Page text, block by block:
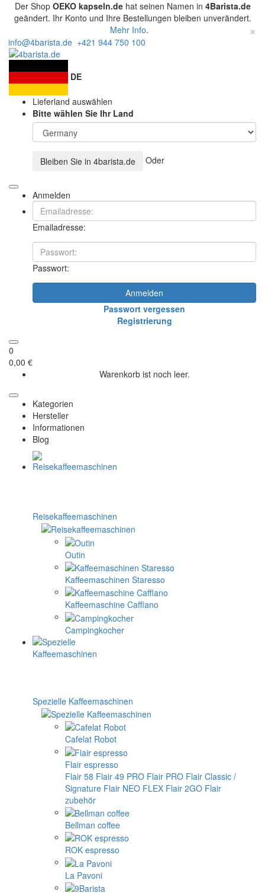
Der Shop OEKO kapseln.dehat seinen Namen in 4Barista.de
geändert. Ihr Konto und Ihre Bestellungen bleiben unverändert.
Mehr Info. ×
info@4barista.de +421 944 750 100
DE
Lieferland auswählen
Bitte wählen Sie Ihr Land
Bleiben Sie in 4barista.de Oder
Anmelden
Emailadresse:
Passwort:
Anmelden
Passwort vergessen
Registrierung
0
0,00 €
Warenkorb ist noch leer.
Kategorien
Hersteller
Informationen
Blog
Reisekaffeemaschinen
Outin
Kaffeemaschinen Staresso
Kaffeemaschine Cafflano
Campingkocher
Spezielle Kaffeemaschinen
Cafelat Robot
Flair espresso
Flair 58 Flair 49 PRO Flair PRO Flair Classic /
Signature Flair NEO FLEX Flair 2GO Flair
zubehör
Bellman coffee
ROK espresso
La Pavoni